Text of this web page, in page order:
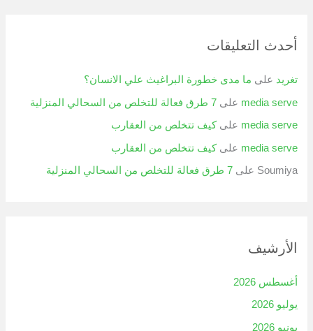
أحدث التعليقات
تغريد على ما مدى خطورة البراغيث علي الانسان؟
media serve على7 طرق فعالة للتخلص من السحالي المنزلية
media serve علىكيف تتخلص من العقارب
media serve علىكيف تتخلص من العقارب
Soumiya على7 طرق فعالة للتخلص من السحالي المنزلية
الأرشيف
أغسطس 2026
يوليو 2026
يونيو 2026